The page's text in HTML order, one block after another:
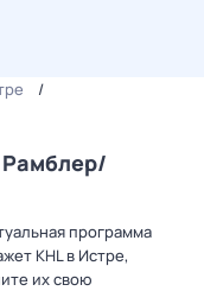
Рамблер/
программа
KHL в Истре,
их свою